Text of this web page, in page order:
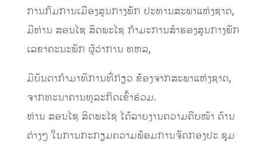
ການ​ກົມ​ການ­ເມືອງ​ສູນ​ກາງ​ພັກ ປະ­ທານ​ສະ­ພາ​ແຫ່ງ​ຊາດ,
ມີ​ທ່ານ ສອນ​ໄຊ ສິດ​ພະ​ໄຊ ກໍາ​ມະ​ການ​ສໍາ​ຮອງ​ສູນ​ກາງ​ພັກ
ເລ­ຂາ​ຄະ­ນະ​ພັກ ຜູ້​ວ່າ­ການ ທຫລ,
ມີ​ບັນ​ດາ​ກໍາ​ມາ​ທິ​ການ​ທີ່​ກ່ຽວ ­ຂ້ອງ​ຈາກ​ສະ­ພາ​ແຫ່ງ​ຊາດ,
ຈາກ​ທະ­ນາ­ຄານ​ທຸ­ລະ​ກິດ​ເຂົ້າ​ຮ່ວມ.
ທ່ານ ສອນ​ໄຊ ສິດ​ພະ​ໄຊ ໄດ້​ລາຍ​ງານ​ຄວາມ​ຄືບ​ໜ້າ ­ດ້ານ
ຕ່າງໆ​ ໃນ​ການກະ­ກຽມ​ຄວາມ​ພ້ອມ​ການ​ຈັດ​ກອງ​ປະ ­ຊຸມ​